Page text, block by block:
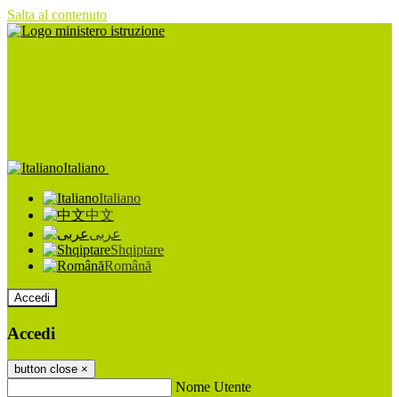
Salta al contenuto
Italiano
Italiano
中文
عربى
Shqiptare
Română
Accedi
Accedi
button close ×
Nome Utente